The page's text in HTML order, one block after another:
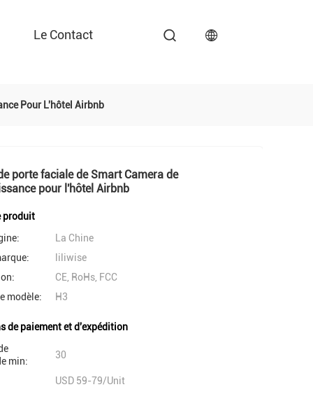
Le Contact
Pour L'hôtel Airbnb
porte faciale de Smart Camera de
pour l'hôtel Airbnb
produit
La Chine
liliwise
CE, RoHs, FCC
modèle:
H3
de paiement et d'expédition
min:
30
USD 59-79/Unit